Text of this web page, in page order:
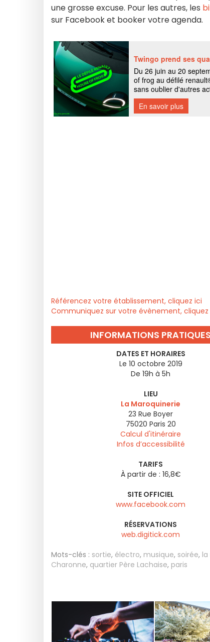
une grosse excuse. Pour les autres, les
sur Facebook et booker votre agenda.
Référencez votre établissement, cliquez ici
Communiquez sur votre évènement, cliquez
INFORMATIONS PRATIQUES
DATES ET HORAIRES
Le 10 octobre 2019
De 19h à 5h
LIEU
La Maroquinerie
23 Rue Boyer
75020 Paris 20
Calcul d'itinéraire
Infos d’accessibilité
TARIFS
À partir de : 16,8€
SITE OFFICIEL
www.facebook.com
RÉSERVATIONS
web.digitick.com
Mots-clés : sortie, électro, musique, soirée,
Charonne, quartier Père Lachaise, paris